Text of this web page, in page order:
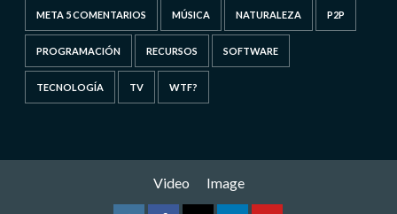
META 5 COMENTARIOS MÚSICA NATURALEZA P2P
PROGRAMACIÓN RECURSOS SOFTWARE
TECNOLOGÍA TV WTF?
Video Image